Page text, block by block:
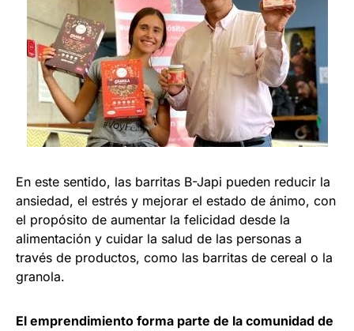
En este sentido, las barritas B-Japi pueden reducir la
ansiedad, el estrés y mejorar el estado de ánimo, con
el propósito de aumentar la felicidad desde la
alimentación y cuidar la salud de las personas a
través de productos, como las barritas de cereal o la
granola.
El emprendimiento forma parte de la comunidad de